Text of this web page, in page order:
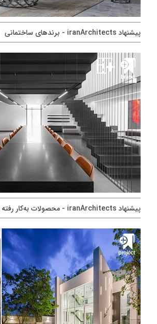
پيشنهاد iranArchitects - برندهای ساختمانی
پيشنهاد iranArchitects - محصولات به‌کار رفته در پروژه‌ها